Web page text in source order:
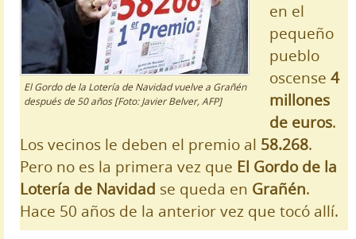
El Gordo de la Lotería de Navidad vuelve a Grañén
después de 50 años [Foto: Javier Belver, AFP]
en el
pequeño
pueblo
oscense 4
millones
de euros.
Los vecinos le deben el premio al 58.268.
Pero no es la primera vez que El Gordo de la
Lotería de Navidad se queda en Grañén.
Hace 50 años de la anterior vez que tocó allí.